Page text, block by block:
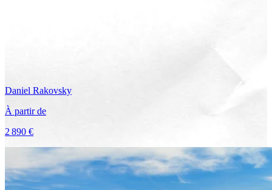
Daniel Rakovsky
À partir de
2 890 €
Voir le voyage